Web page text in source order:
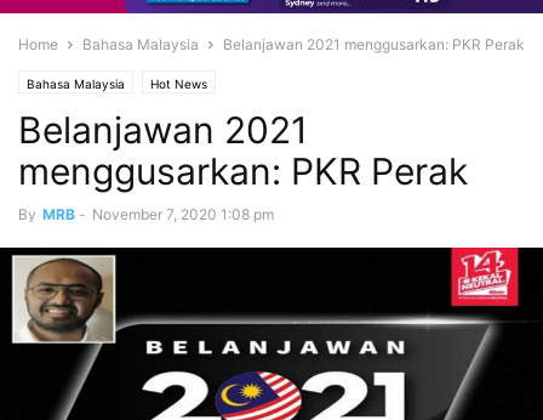
Home Bahasa Malaysia Belanjawan 2021 menggusarkan: PKR Perak
Bahasa Malaysia Hot News
Belanjawan 2021
menggusarkan: PKR Perak
By MRB - November 7, 2020 1:08 pm